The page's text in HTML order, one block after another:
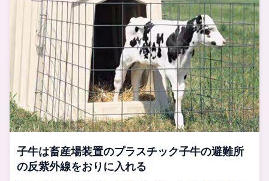
子牛は畜産場装置のプラスチック子牛の避難所
の反紫外線をおりに入れる